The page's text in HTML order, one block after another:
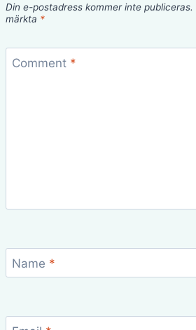
Din e-postadress kommer inte publiceras.
märkta *
Comment *
Name *